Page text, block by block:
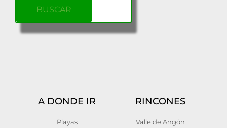
A DONDE IR
Playas
RINCONES
Valle de Angón